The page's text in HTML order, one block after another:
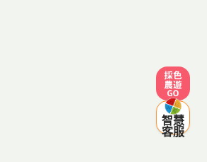
採色農遊
智慧
客服